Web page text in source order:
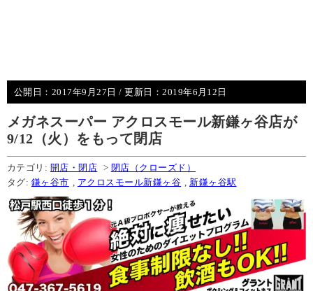
公開日： 2017年9月27日 / 更新日：2019年6月12日
メガネスーパー アクロスモール新鎌ヶ谷店が
9/12（火）をもって閉店
カテゴリ: 開店・閉店 > 閉店（クローズド）
タグ: 鎌ヶ谷市 アクロスモール新鎌ヶ谷 新鎌ヶ谷駅